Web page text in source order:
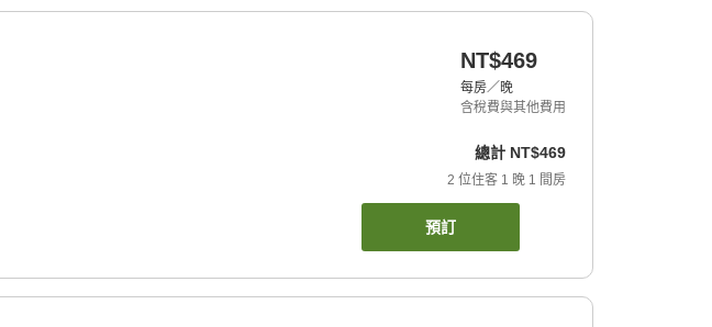
NT$469
每房／晚
含稅費與其他費用
總計 NT$469
2 位住客 1 晚 1 間房
預訂